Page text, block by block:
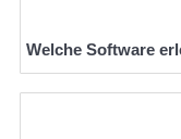
Welche Software